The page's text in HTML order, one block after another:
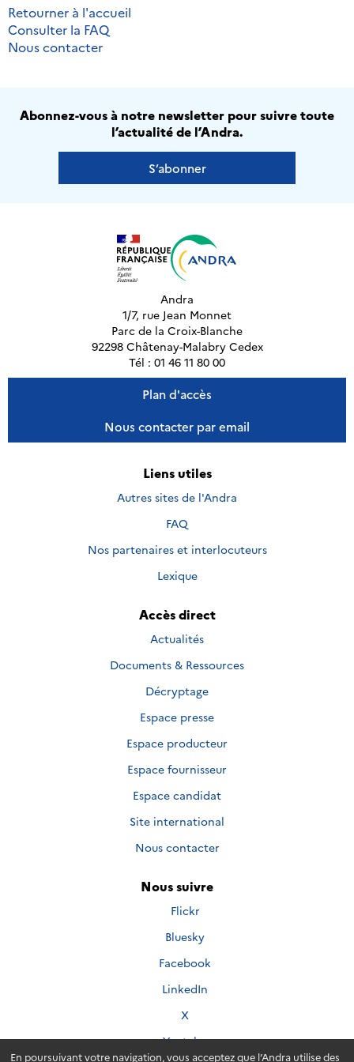
En poursuivant votre navigation, vous acceptez que l’Andra utilise des
Retourner à l'accueil
Consulter la FAQ
Nous contacter
Abonnez-vous à notre newsletter pour suivre toute
l’actualité de l’Andra.
S’abonner
Andra
1/7, rue Jean Monnet
Parc de la Croix-Blanche
92298 Châtenay-Malabry Cedex
Tél : 01 46 11 80 00
Plan d'accès
Nous contacter par email
Liens utiles
Autres sites de l'Andra
FAQ
Nos partenaires et interlocuteurs
Lexique
Accès direct
Actualités
Documents & Ressources
Décryptage
Espace presse
Espace producteur
Espace fournisseur
Espace candidat
Site international
Nous contacter
Nous suivre
Nous
sur
Flickr
Nous
sur
Bluesky
Nous
sur
Facebook
Nous
LinkedIn
Nous
X
Nous
suivre
Youtube